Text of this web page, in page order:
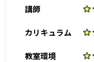
講師
カリキュラム
教室環境